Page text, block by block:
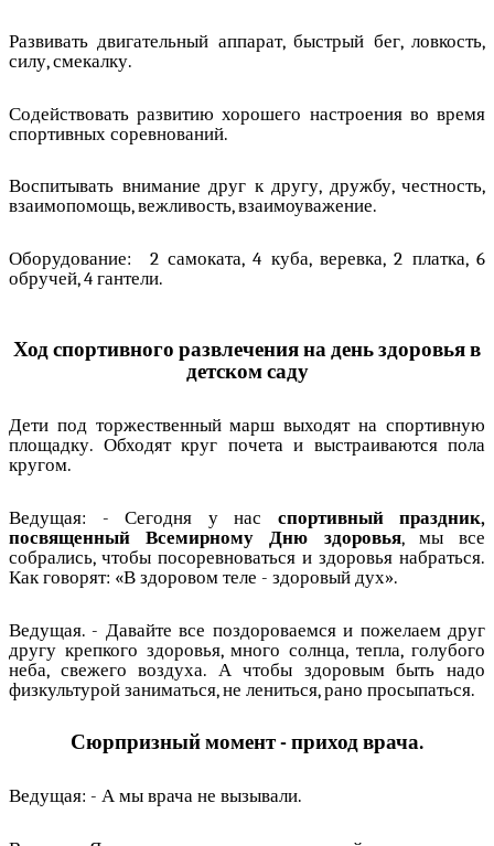
Развивать двигательный аппарат, быстрый бег, ловкость,
силу, смекалку.
Содействовать развитию хорошего настроения во время
спортивных соревнований.
Воспитывать внимание друг к другу, дружбу, честность,
взаимопомощь, вежливость, взаимоуважение.
Оборудование: 2 самоката, 4 куба, веревка, 2 платка, 6
обручей, 4 гантели.
Ход спортивного развлечения на день здоровья в
детском саду
Дети под торжественный марш выходят на спортивную
площадку. Обходят круг почета и выстраиваются пола
кругом.
Ведущая: - Сегодня у нас спортивный праздник,
посвященный Всемирному Дню здоровья, мы все
собрались, чтобы посоревноваться и здоровья набраться.
Как говорят: «В здоровом теле - здоровый дух».
Ведущая. - Давайте все поздороваемся и пожелаем друг
другу крепкого здоровья, много солнца, тепла, голубого
неба, свежего воздуха. А чтобы здоровым быть надо
физкультурой заниматься, не лениться, рано просыпаться.
Сюрпризный момент - приход врача.
Ведущая: - А мы врача не вызывали.